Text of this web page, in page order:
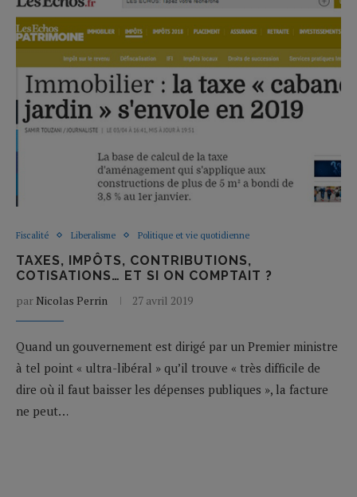
Fiscalité Liberalisme Politique et vie quotidienne
TAXES, IMPÔTS, CONTRIBUTIONS,
COTISATIONS… ET SI ON COMPTAIT ?
par Nicolas Perrin 27 avril 2019
Quand un gouvernement est dirigé par un Premier ministre
à tel point « ultra-libéral » qu’il trouve « très difficile de
dire où il faut baisser les dépenses publiques », la facture
ne peut…